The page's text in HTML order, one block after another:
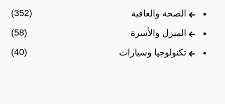
الصحة والعافية
(352)
المنزل والأسرة
(58)
تكنولوجيا وسيارات
(40)